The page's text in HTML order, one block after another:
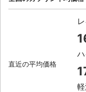
直近の平均価格